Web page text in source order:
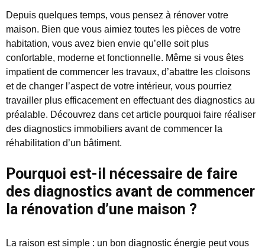
Depuis quelques temps, vous pensez à rénover votre
maison. Bien que vous aimiez toutes les pièces de votre
habitation, vous avez bien envie qu’elle soit plus
confortable, moderne et fonctionnelle. Même si vous êtes
impatient de commencer les travaux, d’abattre les cloisons
et de changer l’aspect de votre intérieur, vous pourriez
travailler plus efficacement en effectuant des diagnostics au
préalable. Découvrez dans cet article pourquoi faire réaliser
des diagnostics immobiliers avant de commencer la
réhabilitation d’un bâtiment.
Pourquoi est-il nécessaire de faire
des diagnostics avant de commencer
la rénovation d’une maison ?
La raison est simple : un bon diagnostic énergie peut vous